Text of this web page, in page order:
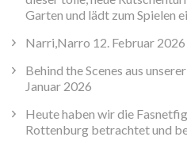
Garten und lädt zum Spielen
Narri,Narro 12. Februar 2026
Behind the Scenes aus
Januar 2026
Heute haben wir die
Rottenburg betrachtet und